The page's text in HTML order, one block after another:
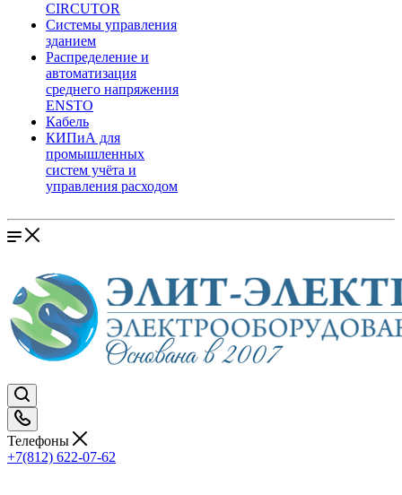
CIRCUTOR
Системы управления
зданием
Распределение и
автоматизация
среднего напряжения
ENSTO
Кабель
КИПиА для
промышленных
систем учёта и
управления расходом
Телефоны
+7(812) 622-07-62